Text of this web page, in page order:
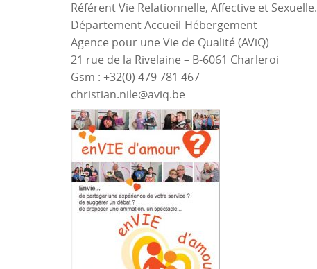
Référent Vie Relationnelle, Affective et Sexuelle.
Département Accueil-Hébergement
Agence pour une Vie de Qualité (AViQ)
21 rue de la Rivelaine – B-6061 Charleroi
Gsm : +32(0) 479 781 467
christian.nile@aviq.be